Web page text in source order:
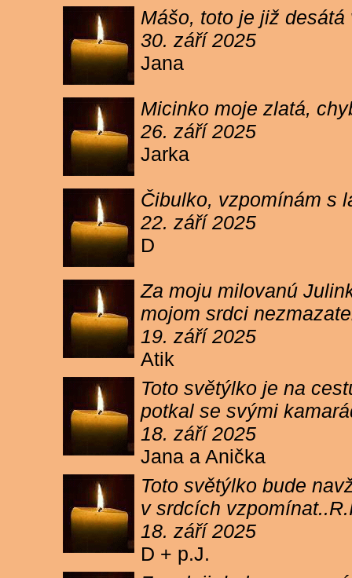
Mášo, toto je již
30. září 2025
Jana
Micinko moje zlatá,
26. září 2025
Jarka
Čibulko, vzpomínám s
22. září 2025
D
Za moju milovanú
mojom srdci
19. září 2025
Atik
Toto světýlko je na
potkal se svými
18. září 2025
Jana a Anička
Toto světýlko bude
v srdcích
18. září 2025
D + p.J.